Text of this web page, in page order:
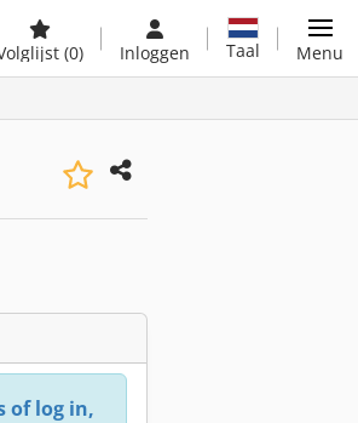
(0) Inloggen Taal Menu
of log in,